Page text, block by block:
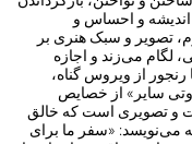
اندیشه و احساس و
تصویر و سبک ‌هنری بر
لگام می‌زند و اجازه
رنجور از ویروس گناه،
سایر» از خصایص
و تصویری است که خالق
می‌نویسد: «سفر ما برای